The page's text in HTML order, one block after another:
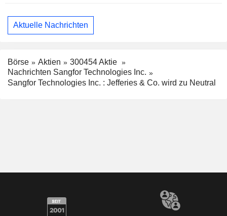
Aktuelle Nachrichten
Börse Aktien
300454 Aktie
Nachrichten Sangfor Technologies Inc.
Sangfor Technologies Inc. : Jefferies & Co. wird zu Neutral